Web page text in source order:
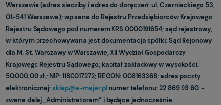
Warszawie (adres siedziby iadres do doręczeń: ul. Czarnieckiego 53,
01-541 Warszawa); wpisana do Rejestru Przedsiębiorców Krajowego
Rejestru Sądowego pod numerem KRS 0000191654; sąd rejestrowy,
w którym przechowywana jest dokumentacja spółki: Sąd Rejonowy
dla M. St. Warszawy w Warszawie, XII Wydział Gospodarczy
Krajowego Rejestru Sądowego; kapitał zakładowy w wysokości:
50.000,00 zł.; NIP: 1180017272; REGON: 008163368; adres poczty
elektronicznej:sklep@e-majer.pl numer telefonu: 22 869 93 60. -
zwana dalej „Administratorem” i będąca jednocześnie